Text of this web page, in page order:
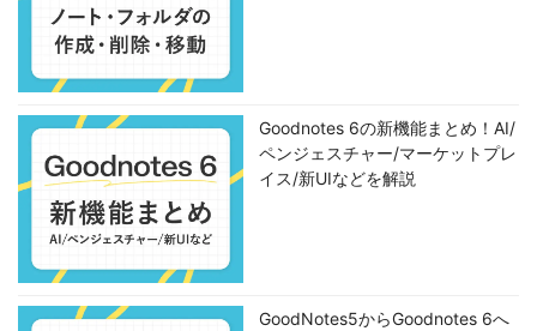
Goodnotes 6の新機能まとめ！AI/
ペンジェスチャー/マーケットプレ
イス/新UIなどを解説
GoodNotes5からGoodnotes 6へ